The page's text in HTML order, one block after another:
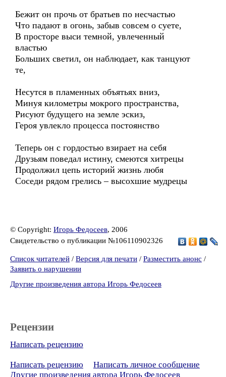
Бежит он прочь от братьев по несчастью
Что падают в огонь, забыв совсем о суете,
В просторе выси темной, увлеченный
властью
Больших светил, он наблюдает, как танцуют
те,
Несутся в пламенных объятьях вниз,
Минуя километры мокрого пространства,
Рисуют будущего на земле эскиз,
Героя увлекло процесса постоянство
Теперь он с гордостью взирает на себя
Друзьям поведал истину, смеются хитрецы
Продолжил цепь историй жизнь любя
Соседи рядом грелись – высохшие мудрецы
© Copyright: Игорь Федосеев, 2006
Свидетельство о публикации №106110902326
Список читателей / Версия для печати / Разместить анонс /
Заявить о нарушении
Другие произведения автора Игорь Федосеев
Рецензии
Написать рецензию
Написать рецензию
Написать личное сообщение
Другие произведения автора Игорь Федосеев